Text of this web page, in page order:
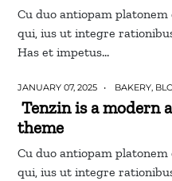
Cu duo antiopam
qui, ius ut integre
Has et impetus…
JANUARY 07, 2025 BAKERY,
Tenzin is a modern
theme
Cu duo antiopam
qui, ius ut integre